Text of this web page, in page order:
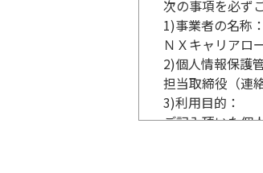
次の事項を必ず
1)事業者の名称：
ＮＸキャリアロ
2)個人情報保護
担当取締役（連
3)利用目的：
ご記入頂いた個